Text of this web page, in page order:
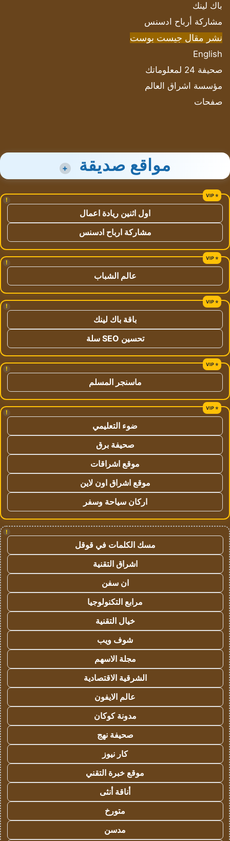
باك لينك
مشاركة أرباح ادسنس
نشر مقال جيست بوست
English
صحيفة 24 لمعلوماتك
مؤسسة اشراق العالم
صفحات
مواقع صديقة +
!
اول اثنين ريادة اعمال
مشاركة ارباح ادسنس
!
عالم الشباب
!
باقة باك لينك
تحسين SEO سلة
!
ماسنجر المسلم
!
ضوء التعليمي
صحيفة برق
موقع اشراقات
موقع اشراق اون لاين
اركان سياحة وسفر
!
مسك الكلمات في قوقل
اشراق التقنية
ان سفن
مرابع التكنولوجيا
خيال التقنية
شوف ويب
مجلة الاسهم
الشرقية الاقتصادية
عالم الايفون
مدونة كوكان
صحيفة نهج
كار نيوز
موقع خبرة التقني
أناقة أنثى
متورخ
مدسن